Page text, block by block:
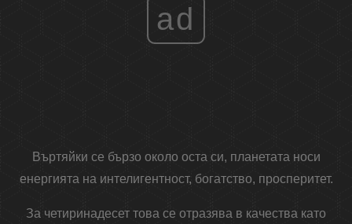
ad
Въртяйки се бързо около оста си, планетата носи
енергията на интелигентност, богатство, просперитет.
За четиринадесет това се отразява в качества като